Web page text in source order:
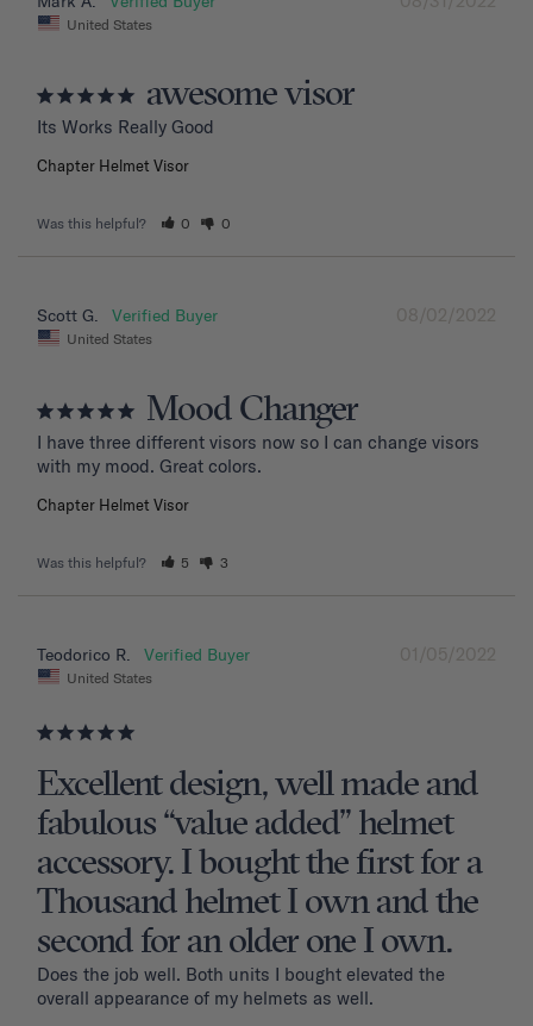
United States
awesome visor
Its Works Really Good
Chapter Helmet Visor
Was this helpful? 0 0
08/02/2022
Scott G.
United States
Mood Changer
I have three different visors now so I can change visors
with my mood. Great colors.
Chapter Helmet Visor
Was this helpful? 5 3
01/05/2022
Teodorico R.
United States
Excellent design, well made and
fabulous “value added” helmet
accessory. I bought the first for a
Thousand helmet I own and the
second for an older one I own.
Does the job well. Both units I bought elevated the
overall appearance of my helmets as well.